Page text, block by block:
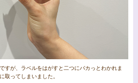
すが、ラベルをはがすと二つにパカっとわかれま
取ってしまいました。